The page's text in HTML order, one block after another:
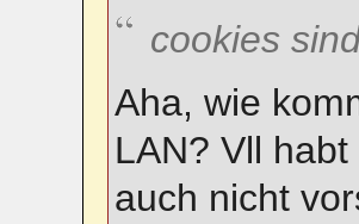
cookies
Aha, wie
LAN? Vll
auch nicht